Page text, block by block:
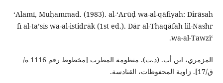
ʻAlamī, Muḥammad. (1983). al-ʻArūḍ wa-al-qāfiyah: Dirāsah
fī al-taʼsīs wa-al-istidrāk (1st ed.). Dār al-Thaqāfah lil-Nashr
wa-al-Tawzīʻ.
المزمري، ابن أب. (د.ت). منظومة المطرب [مخطوط رقم 1116 ه/
ق/17]. زاوية المحفوظات، القنادسة.